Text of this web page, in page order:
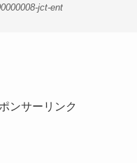
jct-ent
ンサーリンク